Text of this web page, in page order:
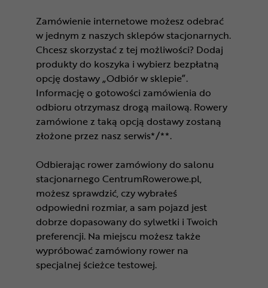
Zamówienie internetowe możesz odebrać
w jednym z naszych sklepów stacjonarnych.
Chcesz skorzystać z tej możliwości? Dodaj
produkty do koszyka i wybierz bezpłatną
opcję dostawy „Odbiór w sklepie”.
Informację o gotowości zamówienia do
odbioru otrzymasz drogą mailową. Rowery
zamówione z taką opcją dostawy zostaną
złożone przez nasz serwis*/**.
Odbierając rower zamówiony do salonu
stacjonarnego CentrumRowerowe.pl,
możesz sprawdzić, czy wybrałeś
odpowiedni rozmiar, a sam pojazd jest
dobrze dopasowany do sylwetki i Twoich
preferencji. Na miejscu możesz także
wypróbować zamówiony rower na
specjalnej ścieżce testowej.